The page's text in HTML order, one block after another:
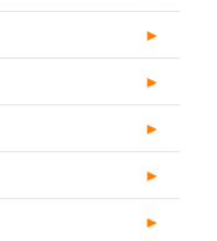
►
►
►
►
►